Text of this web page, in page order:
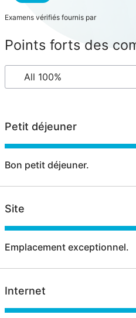
Examens vérifiés fournis par
Points forts des
Petit déjeuner
Bon petit déjeuner.
Site
Emplacement exceptionnel.
Internet